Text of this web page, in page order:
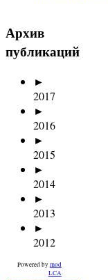
Архив
публикаций
►
2017
►
2016
►
2015
►
2014
►
2013
►
2012
Powered by mod
LCA